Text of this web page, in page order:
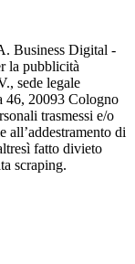
Business Digital -
la pubblicità
sede legale
46, 20093 Cologno
trasmessi e/o
di
fatto divieto
scraping.